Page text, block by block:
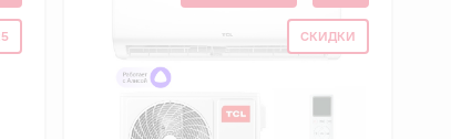
СКИДКИ